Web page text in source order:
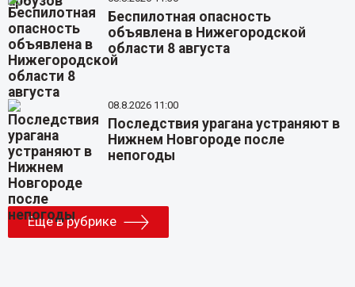
Беспилотная опасность
объявлена в Нижегородской
области 8 августа
08.8.2026 11:00
Последствия урагана устраняют в
Нижнем Новгороде после
непогоды
Еще в рубрике